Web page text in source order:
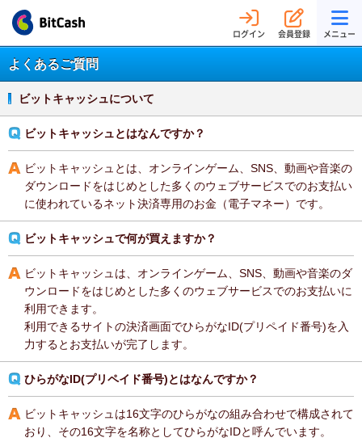
ログイン 会員登録 メニュー
よくあるご質問
ビットキャッシュについて
ビットキャッシュとはなんですか？
ビットキャッシュとは、オンラインゲーム、SNS、動画や音楽の
ダウンロードをはじめとした多くのウェブサービスでのお支払い
に使われているネット決済専用のお金（電子マネー）です。
ビットキャッシュで何が買えますか？
ビットキャッシュは、オンラインゲーム、SNS、動画や音楽のダ
ウンロードをはじめとした多くのウェブサービスでのお支払いに
利用できます。
利用できるサイトの決済画面でひらがなID(プリペイド番号)を入
力するとお支払いが完了します。
ひらがなID(プリペイド番号)とはなんですか？
ビットキャッシュは16文字のひらがなの組み合わせで構成されて
おり、その16文字を名称としてひらがなIDと呼んでいます。